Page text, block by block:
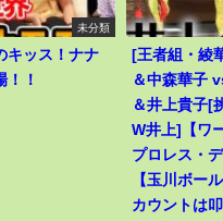
未分類
キッス！ナナ
！！
[王者組・綾
＆中森華子
＆井上貴子[
W井上]【ワ
プロレス・デ
【玉川ボー
カウントは